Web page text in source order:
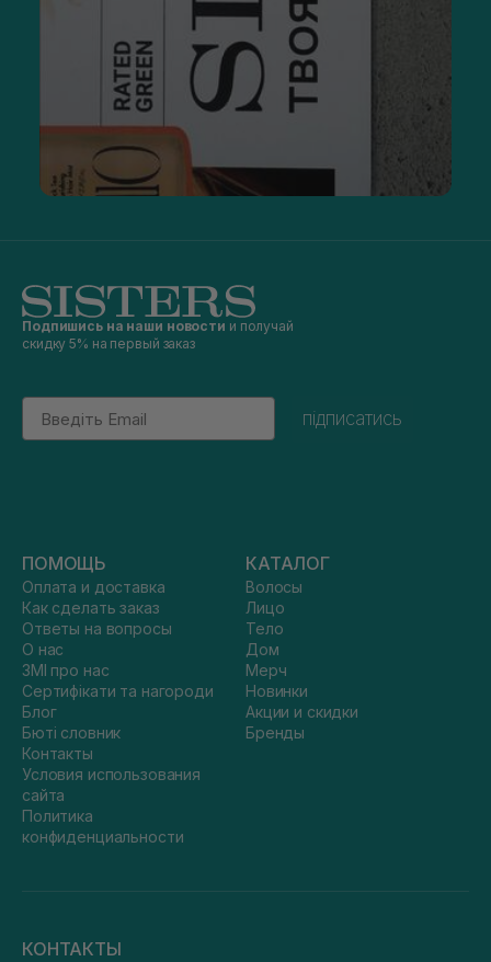
Подпишись на наши новости и получай
скидку 5% на первый заказ
Email
підписатись
ПОМОЩЬ
Оплата и доставка
Как сделать заказ
Ответы на вопросы
О нас
ЗМІ про нас
Сертифікати та нагороди
Блог
Бюті словник
Контакты
Условия использования
сайта
Политика
конфиденциальности
КАТАЛОГ
Волосы
Лицо
Тело
Дом
Мерч
Новинки
Акции и скидки
Бренды
КОНТАКТЫ